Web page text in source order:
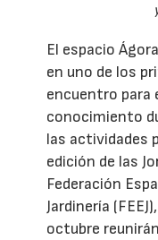
El espacio
en uno de los
encuentro para
conocimiento
las actividades
edición de las
Federación
Jardinería
octubre